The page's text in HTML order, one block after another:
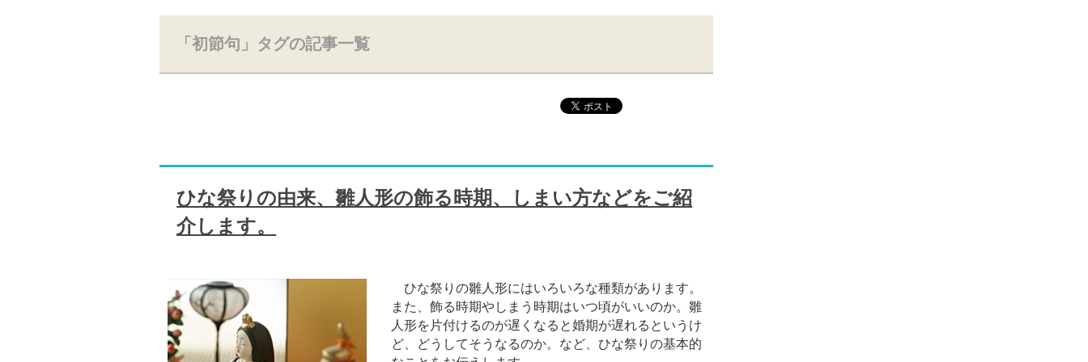
「初節句」タグの記事一覧
ひな祭りの由来、雛人形の飾る時期、しまい方などをご紹
介します。
ひな祭りの雛人形にはいろいろな種類があります。
また、飾る時期やしまう時期はいつ頃がいいのか。雛
人形を片付けるのが遅くなると婚期が遅れるというけ
ど、どうしてそうなるのか。など、ひな祭りの基本的